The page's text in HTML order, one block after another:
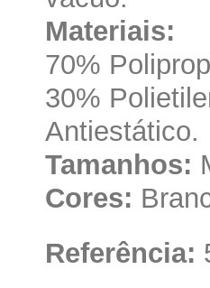
Materiais:
70%
30%
Antiestático.
Tamanhos:
Cores:
Referência: